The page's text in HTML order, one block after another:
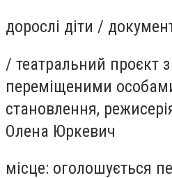
дорослі діти /
/ театральний проєкт
переміщеними
становлення,
Олена Юркевич
місце: оголошується